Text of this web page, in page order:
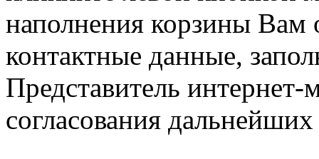
наполнения корзины Вам
контактные данные,
Представитель
согласования